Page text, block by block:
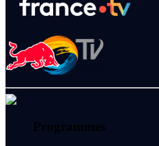
Programmes